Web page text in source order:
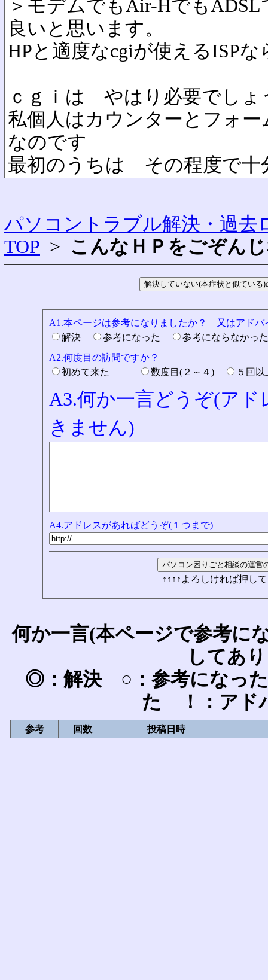
＞モデムでもAir-Hでも
良いと思います。
HPと適度なcgiが使えるISPな
ｃｇｉは やはり必要でしょ
私個人はカウンターとフォ
なのです
最初のうちは その程度で十
パソコントラブル解決・過去
TOP > こんなＨＰをごぞん
A1.本ページは参考になりましたか？ 又はアドバ
解決
参考になった
参考にならなか
A2.何度目の訪問ですか？
初めて来た
数度目(２～４) ５回
A3.何か一言どうぞ(ア
きません)
A4.アドレスがあればどうぞ(１つまで)
↑↑↑↑よろしければ押し
何か一言(本ページで参考に
してあ
◎：解決 ○：参考になっ
た ！：アド
参考 回数 投稿日時